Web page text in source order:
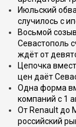
Июльский
случилось с
Восьмой
Севастополь
ждёт от
Цепочка
цен даёт
Одна форма
компаний с 1
От Renault до
российский